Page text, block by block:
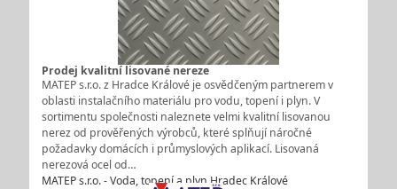
Prodej kvalitní lisované nereze
MATEP s.r.o. z Hradce Králové je osvědčeným partnerem v
oblasti instalačního materiálu pro vodu, topení i plyn. V
sortimentu společnosti naleznete velmi kvalitní lisovanou
nerez od prověřených výrobců, které splňují náročné
požadavky domácích i průmyslových aplikací. Lisovaná
nerezová ocel od…
MATEP s.r.o. - Voda, topení a plyn Hradec Králové